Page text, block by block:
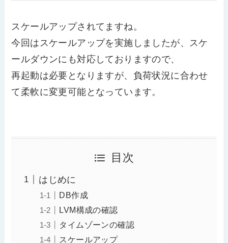
スケールアップされてますね。
今回はスケールアップを実施しましたが、スケ
ールダウンにも対応しておりますので、
再起動は必要となりますが、負荷状況に合わせ
て柔軟に変更可能となっています。
目次
はじめに
DB作成
LVM構成の確認
タイムゾーンの確認
スケールアップ